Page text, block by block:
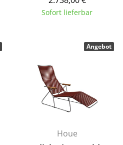
Sofort lieferbar
Houe
Angebot